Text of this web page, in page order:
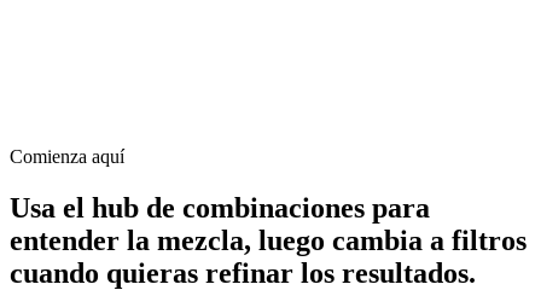
Comienza aquí
Usa el hub de combinaciones para
entender la mezcla, luego cambia a filtros
cuando quieras refinar los resultados.